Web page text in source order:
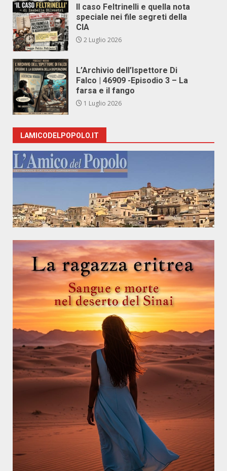
Il caso Feltrinelli e quella nota
speciale nei file segreti della
CIA
2 Luglio 2026
L’Archivio dell’Ispettore Di
Falco | 46909 -Episodio 3 – La
farsa e il fango
1 Luglio 2026
LAMICODELPOPOLO.IT